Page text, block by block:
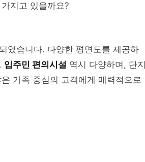
지고 있을까요?
었습니다. 다양한 평면도를 제공하
입주민 편의시설 역시 다양하며, 단지
가족 중심의 고객에게 매력적으로